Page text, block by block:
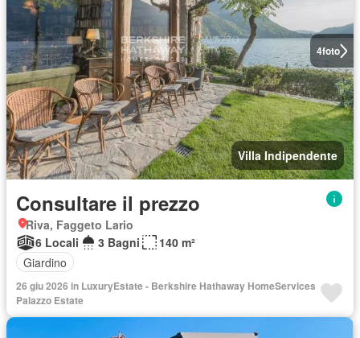
4foto
Villa Indipendente
Consultare il prezzo
Riva, Faggeto Lario
6 Locali
3 Bagni
140 m²
Giardino
26 giu 2026 in LuxuryEstate - Berkshire Hathaway HomeServices
Palazzo Estate